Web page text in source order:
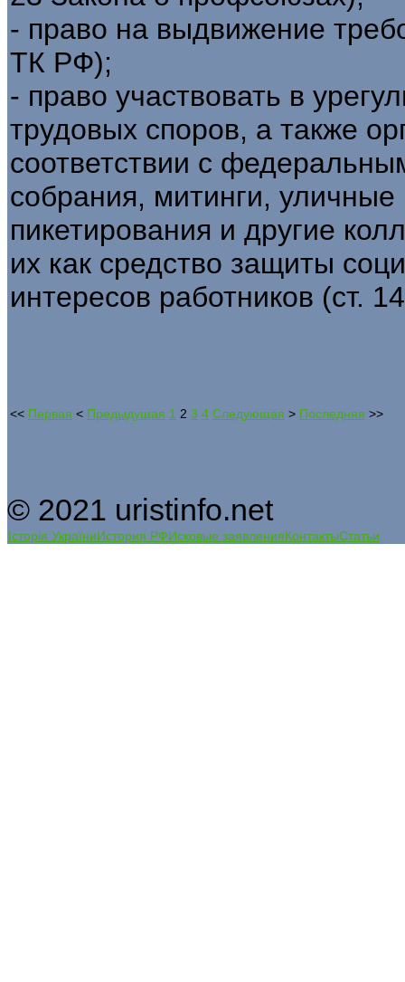
- право на выдвижение
ТК РФ);
- право участвовать в
трудовых споров, а также
соответствии с
собрания, митинги,
пикетирования и другие
их как средство защиты
интересов работников (ст.
<< Первая < Предыдущая 1 2 3 4 Следующая > Последняя >>
© 2021 uristinfo.net
Історія УкраїниИстория РФИсковые заявленияКонтактыСтатьи